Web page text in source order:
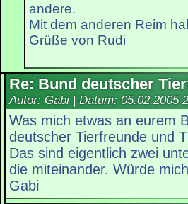
andere.
Mit dem anderen Reim
Grüße von Rudi
Re: Bund deutscher
Autor: Gabi | Datum: 05.02.2005
Was mich etwas an eurem
deutscher Tierfreunde und
Das sind eigentlich zwei
die miteinander. Würde
Gabi